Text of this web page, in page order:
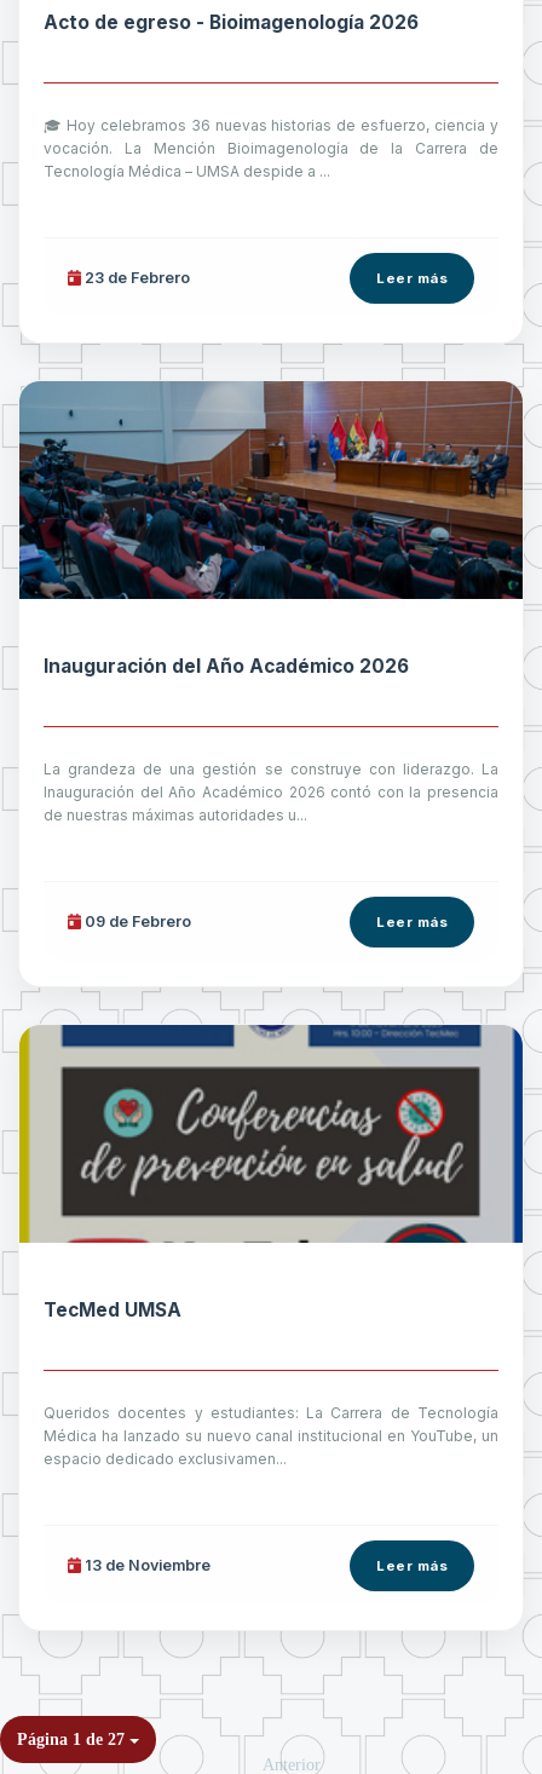
Acto de egreso - Bioimagenología 2026
🎓 Hoy celebramos 36 nuevas historias de esfuerzo, ciencia y
vocación. La Mención Bioimagenología de la Carrera de
Tecnología Médica – UMSA despide a ...
23 de Febrero Leer más
Inauguración del Año Académico 2026
La grandeza de una gestión se construye con liderazgo. La
Inauguración del Año Académico 2026 contó con la presencia
de nuestras máximas autoridades u...
09 de Febrero Leer más
TecMed UMSA
Queridos docentes y estudiantes: La Carrera de Tecnología
Médica ha lanzado su nuevo canal institucional en YouTube, un
espacio dedicado exclusivamen...
13 de Noviembre Leer más
Página 1 de 27
Anterior